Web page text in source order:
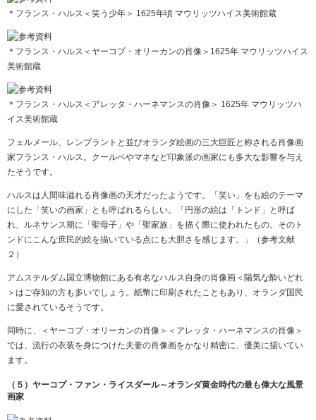
＊フランス・ハルス＜笑う少年＞ 1625年頃 マウリッツハイス美術館蔵
＊フランス・ハルス＜ヤーコプ・オリーカンの肖像＞1625年 マウリッツハイス
美術館蔵
＊フランス・ハルス＜アレッタ・ハーネマンスの肖像＞ 1625年 マウリッツハ
イス美術館蔵
フェルメール、レンブラントと並びオランダ絵画の三大巨匠と称される肖像画
家フランス・ハルス。クールベやマネなど印象派の画家にも多大な影響を与え
たそうです。
ハルスは人間味溢れる肖像画の天才だったようです。「笑い」をも絵のテーマ
にした「笑いの画家」とも呼ばれるらしい。「円形の絵は「トンド」と呼ば
れ、ルネサンス期に「聖母子」や「聖家族」を描く際に使われたもの。そのト
ンドにこんな庶民的絵を描いている点にも大胆さを感じます。」（参考文献
２）
アムステルダム国立博物館にある有名なハルス自身の肖像画＜陽気な酔いどれ
＞はご存知の方も多いでしょう。紙幣に印刷されたこともあり、オランダ国民
に愛されているそうです。
同時に、＜ヤーコプ・オリーカンの肖像＞＜アレッタ・ハーネマンスの肖像＞
では、流行の衣装を身につけた夫妻の肖像画をかなり精密に、優美に描いてい
ます。
（５）ヤーコプ・ファン・ライスダール～オランダ黄金時代の最も偉大な風景
画家